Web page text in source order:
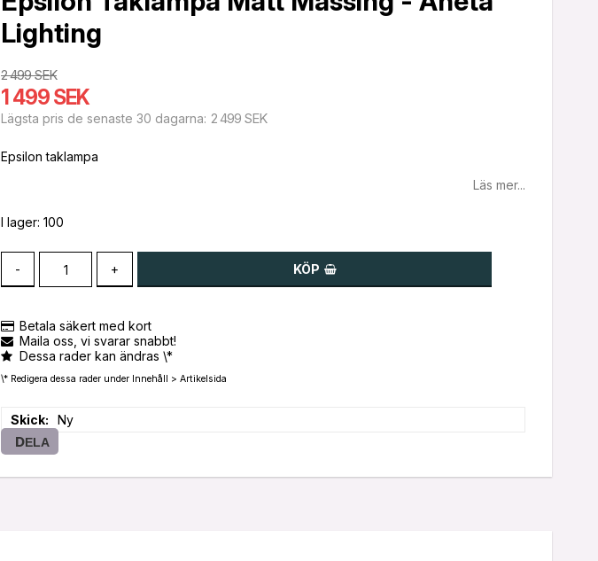
Lighting
2 499 SEK
1 499 SEK
Lägsta pris de senaste 30 dagarna 2 499 SEK
Epsilon taklampa
Läs mer...
I lager: 100
- + KÖP
Betala säkert med kort
Maila oss, vi svarar snabbt!
Dessa rader kan ändras \*
\* Redigera dessa rader under Innehåll > Artikelsida
Skick Ny
DELA